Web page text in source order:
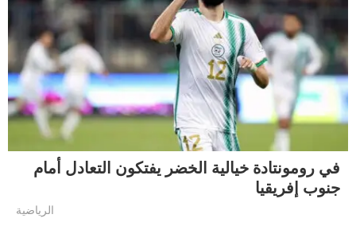
في رومونتادة خيالية الخضر يفتكون التعادل أمام
جنوب إفريقيا
الرياضية